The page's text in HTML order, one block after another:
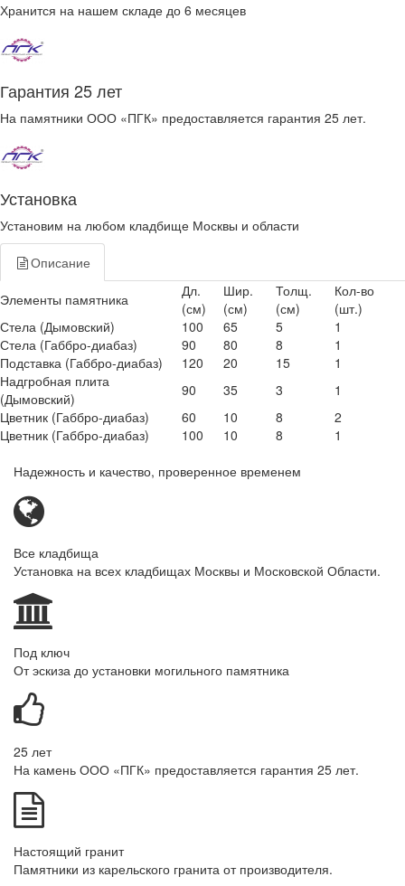
Хранится на нашем складе до 6 месяцев
Гарантия 25 лет
На памятники ООО «ПГК» предоставляется гарантия 25 лет.
Установка
Установим на любом кладбище Москвы и области
Описание
Элементы памятника
Дл.
(см)
Шир.
(см)
Толщ.
(см)
Кол-во
(шт.)
Стела (Дымовский)
100 65 5
1
Стела (Габбро-диабаз)
90 80 8
1
Подставка (Габбро-диабаз)
120 20 15
1
Надгробная плита
(Дымовский)
90 35 3
1
Цветник (Габбро-диабаз)
60 10 8
2
Цветник (Габбро-диабаз)
100 10 8
1
Надежность и качество, проверенное временем
Все кладбища
Установка на всех кладбищах Москвы и Московской Области.
Под ключ
От эскиза до установки могильного памятника
25 лет
На камень ООО «ПГК» предоставляется гарантия 25 лет.
Настоящий гранит
Памятники из карельского гранита от производителя.